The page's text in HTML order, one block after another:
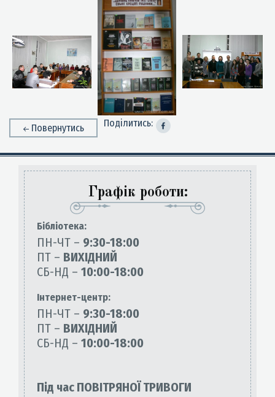
Повернутись Поділитись:
Графік роботи:
Бiблiотека:
ПН-ЧТ – 9:30-18:00
ПТ – ВИХІДНИЙ
СБ-НД – 10:00-18:00
Інтернет-центр:
ПН-ЧТ – 9:30-18:00
ПТ – ВИХІДНИЙ
СБ-НД – 10:00-18:00
Під час ПОВІТРЯНОЇ ТРИВОГИ